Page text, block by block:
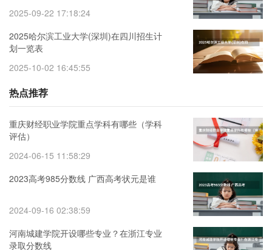
2025-09-22 17:18:24
2025哈尔滨工业大学(深圳)在四川招生计
划一览表
2025-10-02 16:45:55
热点推荐
重庆财经职业学院重点学科有哪些（学科
评估）
2024-06-15 11:58:29
2023高考985分数线 广西高考状元是谁
2024-09-16 02:38:59
河南城建学院开设哪些专业？在浙江专业
录取分数线